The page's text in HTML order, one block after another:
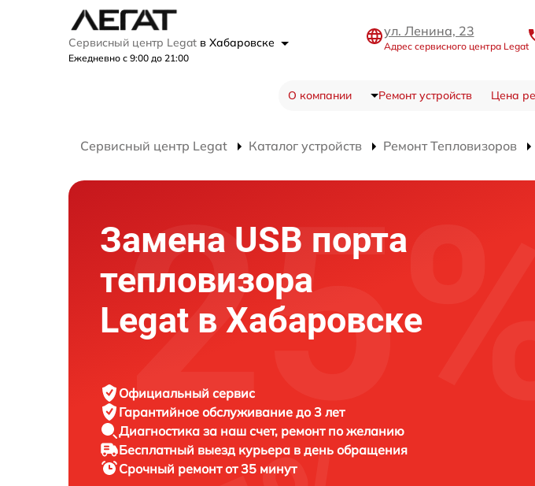
Сервисный центр Legat в Хабаровске
Ежедневно с 9:00 до 21:00
ул. Ленина, 23
Адрес сервисного центра Legat
О компании Ремонт устройств Цена
Сервисный центр Legat Каталог устройств Ремонт Тепловизоров
Замена USB порта
тепловизора
Legat в Хабаровске
Официальный сервис
Гарантийное обслуживание до 3 лет
Диагностика за наш счет, ремонт по желанию
Бесплатный выезд курьера в день обращения
Срочный ремонтот 35 минут